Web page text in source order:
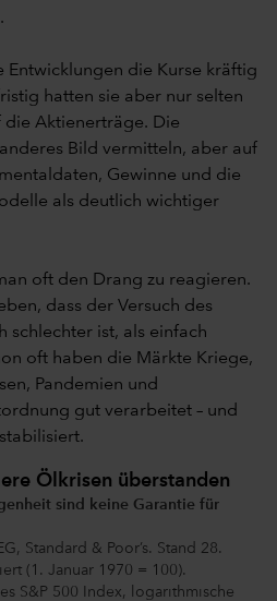
Entwicklungen die Kurse kräftig
hatten sie aber nur selten
Aktienerträge. Die
Bild vermitteln, aber auf
Gewinne und die
als deutlich wichtiger
oft den Drang zu reagieren.
dass der Versuch des
schlechter ist, als einfach
oft haben die Märkte Kriege,
Pandemien und
gut verarbeitet – und
Ölkrisen überstanden
sind keine Garantie für
Standard & Poor’s. Stand 28.
(1. Januar 1970 = 100).
S&P 500 Index, logarithmische